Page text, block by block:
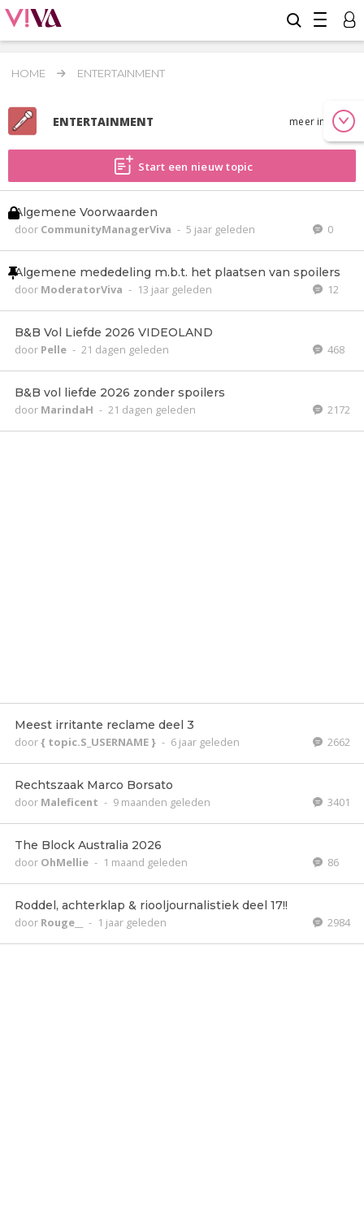
HOME ENTERTAINMENT
ENTERTAINMENT meer info
Start een nieuw topic
Algemene Voorwaarden
door CommunityManagerViva - 5 jaar geleden 0
Algemene mededeling m.b.t. het plaatsen van spoilers
door ModeratorViva - 13 jaar geleden 12
B&B Vol Liefde 2026 VIDEOLAND
door Pelle - 21 dagen geleden 468
B&B vol liefde 2026 zonder spoilers
door MarindaH - 21 dagen geleden 2172
Meest irritante reclame deel 3
door{ topic.S_USERNAME } - 6 jaar geleden 2662
Rechtszaak Marco Borsato
door Maleficent - 9 maanden geleden 3401
The Block Australia 2026
door OhMellie - 1 maand geleden 86
Roddel, achterklap & riooljournalistiek deel 17!!
door Rouge__ - 1 jaar geleden 2984